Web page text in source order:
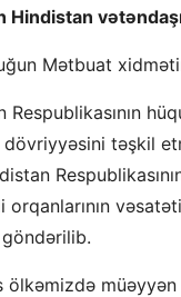
Hindistan
Mətbuat
Respublikasının
təşkil
ölkəmizdə